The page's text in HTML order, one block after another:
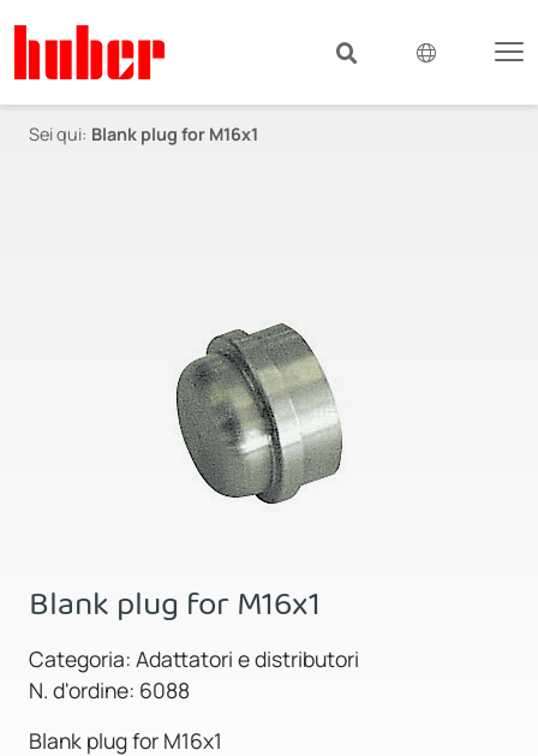
Sei qui: Blank plug for M16x1
Blank plug for M16x1
Categoria: Adattatori e distributori
N. d'ordine: 6088
Blank plug for M16x1